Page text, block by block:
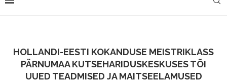
HOLLANDI-EESTI KOKANDUSE MEISTRIKLASS
PÄRNUMAA KUTSEHARIDUSKESKUSES TÕI
UUED TEADMISED JA MAITSEELAMUSED